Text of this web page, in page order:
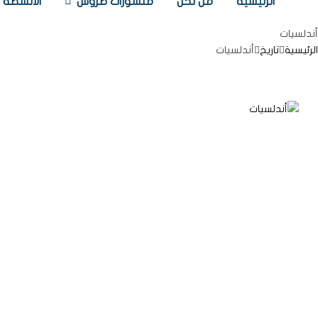
أندلسيات
الرئيسية تاريخ أندلسيات